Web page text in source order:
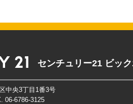
センチュリー21 ビッ
中央3丁目1番3号
06-6786-3125